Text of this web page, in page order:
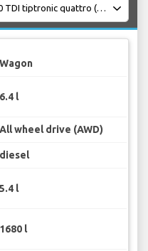
Wagon
6.4 l
All wheel drive (AWD)
diesel
5.4 l
1680 l